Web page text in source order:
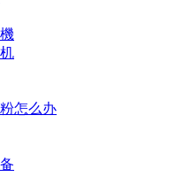
怎么办